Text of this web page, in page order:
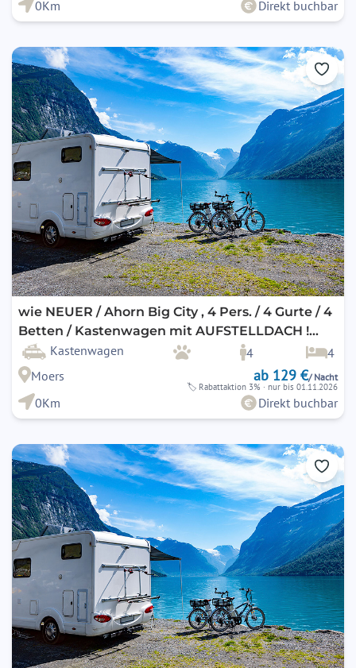
0Km Direkt buchbar
wie NEUER / Ahorn Big City , 4 Pers. / 4 Gurte / 4
Betten / Kastenwagen mit AUFSTELLDACH !
AHK optional ! / 2er Fahrradträger optional / E-
Bike fähig !
Kastenwagen 4
4
Moers
ab 129 €/ Nacht
🏷 Rabattaktion 3% · nur bis 01.11.2026
0Km Direkt buchbar